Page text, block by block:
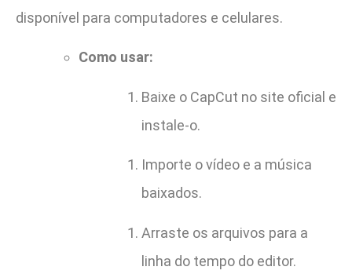
disponível para computadores e celulares.
Como usar:
Baixe o CapCut no site oficial e
instale-o.
Importe o vídeo e a música
baixados.
Arraste os arquivos para a
linha do tempo do editor.